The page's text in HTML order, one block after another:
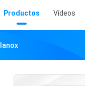
Productos Vídeos